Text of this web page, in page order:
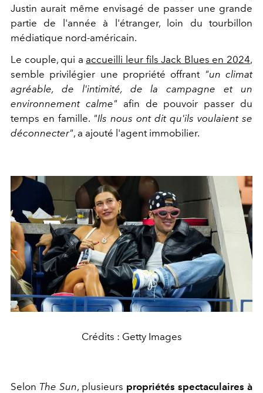
Justin aurait même envisagé de passer une grande
partie de l'année à l'étranger, loin du tourbillon
médiatique nord-américain.
Le couple, qui a accueilli leur fils Jack Blues en 2024,
semble privilégier une propriété offrant"un climat
agréable, de l'intimité, de la campagne et un
environnement calme" afin de pouvoir passer du
temps en famille. "Ils nous ont dit qu'ils voulaient se
déconnecter", a ajouté l'agent immobilier.
Crédits : Getty Images
Selon The Sun, plusieurs propriétés spectaculaires à